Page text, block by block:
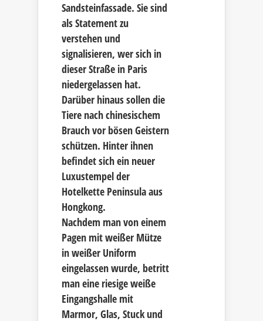
Sandsteinfassade. Sie sind
als Statement zu
verstehen und
signalisieren, wer sich in
dieser Straße in Paris
niedergelassen hat.
Darüber hinaus sollen die
Tiere nach chinesischem
Brauch vor bösen Geistern
schützen. Hinter ihnen
befindet sich ein neuer
Luxustempel der
Hotelkette Peninsula aus
Hongkong.
Nachdem man von einem
Pagen mit weißer Mütze
in weißer Uniform
eingelassen wurde, betritt
man eine riesige weiße
Eingangshalle mit
Marmor, Glas, Stuck und